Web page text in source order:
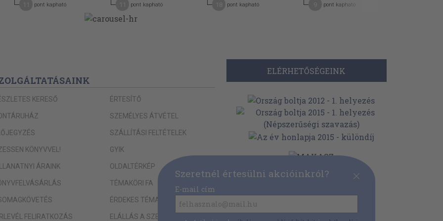
191
pont kapható pont kapható pont kapható pont kapható
KERESŐ
KÖNYVVEL!
ÁRAINK
FELIRATKOZÁS
ÉRTESÍTŐ
SZEMÉLYES ÁTVÉTEL
SZÁLLÍTÁSI FELTÉTELEK
GYIK
OLDALTÉRKÉP
TÉMAKÖRI FA
ÉRDEKES TÉMAKÖREINK
ELÁLLÁS A SZERZŐDÉSTŐL
ELÉRHETŐSÉGEINK
Szeretnél értesülni akcióinkról?
E-mail cím